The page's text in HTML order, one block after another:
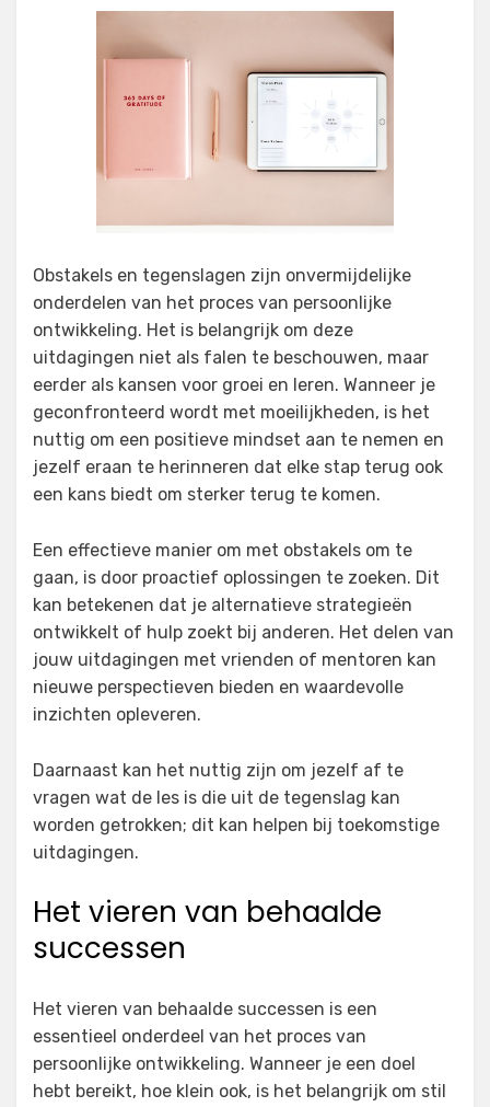
Obstakels en tegenslagen zijn onvermijdelijke
onderdelen van het proces van persoonlijke
ontwikkeling. Het is belangrijk om deze
uitdagingen niet als falen te beschouwen, maar
eerder als kansen voor groei en leren. Wanneer je
geconfronteerd wordt met moeilijkheden, is het
nuttig om een positieve mindset aan te nemen en
jezelf eraan te herinneren dat elke stap terug ook
een kans biedt om sterker terug te komen.
Een effectieve manier om met obstakels om te
gaan, is door proactief oplossingen te zoeken. Dit
kan betekenen dat je alternatieve strategieën
ontwikkelt of hulp zoekt bij anderen. Het delen van
jouw uitdagingen met vrienden of mentoren kan
nieuwe perspectieven bieden en waardevolle
inzichten opleveren.
Daarnaast kan het nuttig zijn om jezelf af te
vragen wat de les is die uit de tegenslag kan
worden getrokken; dit kan helpen bij toekomstige
uitdagingen.
Het vieren van behaalde
successen
Het vieren van behaalde successen is een
essentieel onderdeel van het proces van
persoonlijke ontwikkeling. Wanneer je een doel
hebt bereikt, hoe klein ook, is het belangrijk om stil